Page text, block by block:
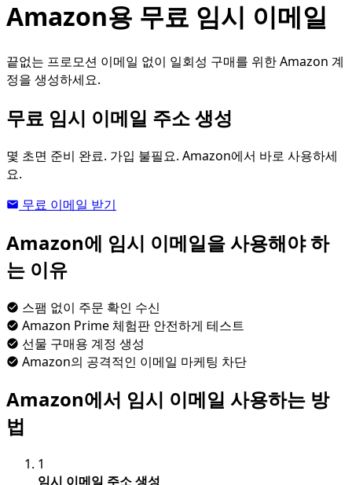
Amazon용 무료 임시 이메일
끝없는 프로모션 이메일 없이 일회성 구매를 위한 Amazon 계
정을 생성하세요.
무료 임시 이메일 주소 생성
몇 초면 준비 완료. 가입 불필요. Amazon에서 바로 사용하세
요.
무료 이메일 받기
Amazon에 임시 이메일을 사용해야 하
는 이유
스팸 없이 주문 확인 수신
Amazon Prime 체험판 안전하게 테스트
선물 구매용 계정 생성
Amazon의 공격적인 이메일 마케팅 차단
Amazon에서 임시 이메일 사용하는 방
법
1
임시 이메일 주소 생성